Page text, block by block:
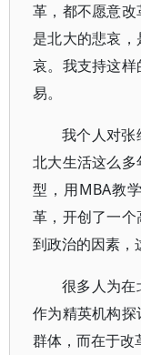
革，都不愿意
是北大的悲哀
哀。我支持这
易。
我个人对张
北大生活这么
型，用MBA教
革，开创了一
到政治的因素，
很多人为在
作为精英机构
群体，而在于改